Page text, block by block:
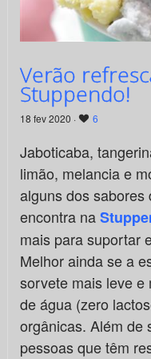
Verão
Stuppendo!
18 fev 2020 · 6
Jaboticaba,
limão, melancia e
alguns dos
encontra na
mais para suportar
Melhor ainda se a
sorvete mais leve e
de água (zero
orgânicas. Além de
pessoas que têm